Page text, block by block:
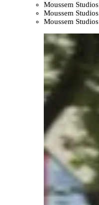
Moussem Studios
Moussem Studios
Moussem Studios